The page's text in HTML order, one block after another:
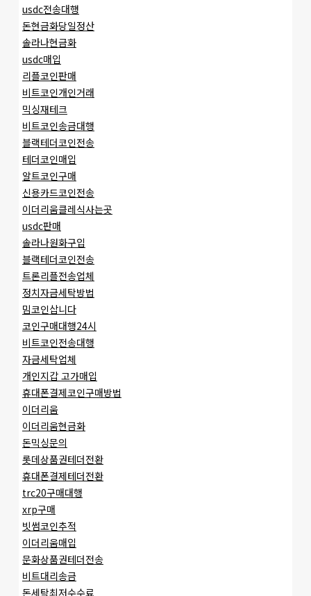
usdc전송대행
돈현금화당일정산
솔라나현금화
usdc매입
리플코인판매
비트코인개인거래
믹싱재테크
비트코인송금대행
블랙테더코인전송
테더코인매입
알트코인구매
신용카드코인전송
이더리움클레식사는곳
usdc판매
솔라나원화구입
블랙테더코인전송
트론리플전송업체
정치자금세탁방법
밈코인삽니다
코인구매대행24시
비트코인전송대행
자금세탁업체
개인지갑 고가매입
휴대폰결제코인구매방법
이더리움
이더리움현금화
돈믹싱문의
롯데상품권테더전환
휴대폰결제테더전환
trc20구매대행
xrp구매
빗썸코인추적
이더리움매입
문화상품권테더전송
비트대리송금
돈세탁최저수수료